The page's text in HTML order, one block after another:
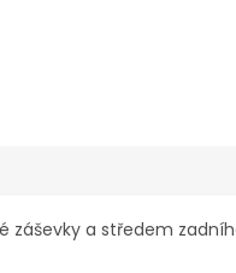
a středem